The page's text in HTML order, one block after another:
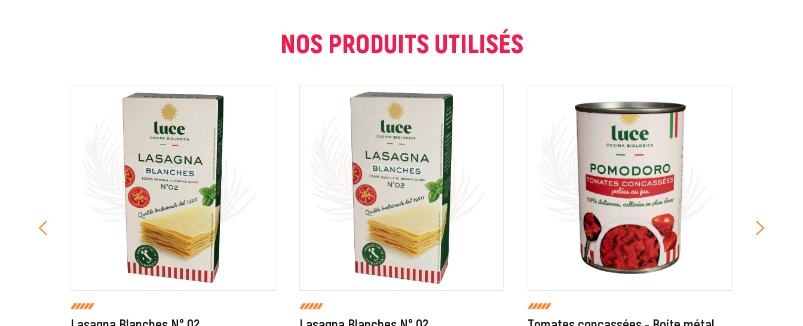
En cochant cette case, je donne mon accord pour que markal utilise les données saisies dans ce formulaire pour traiter et afficher le nom saisi, la note et le
commentaire de manière publique sur cette page. Pour plus d'informations sur le traitement de ces données, consulter la page des mentions légales. *
Fermer Envoyer
NOS PRODUITS UTILISÉS